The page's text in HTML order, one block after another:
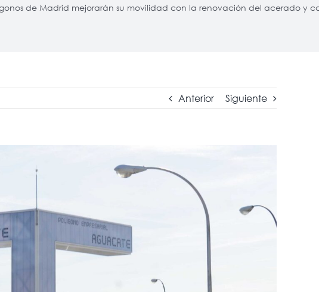
de Madrid mejorarán su movilidad con la renovación del acerado y
Anterior Siguiente